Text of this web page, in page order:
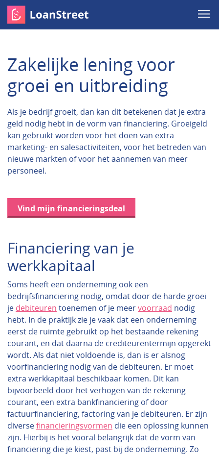
Zakelijke lening voor
groei en uitbreiding
Als je bedrijf groeit, dan kan dit betekenen dat je extra
geld nodig hebt in de vorm van financiering. Groeigeld
kan gebruikt worden voor het doen van extra
marketing- en salesactiviteiten, voor het betreden van
nieuwe markten of voor het aannemen van meer
personeel.
Vind mijn financieringsdeal
Financiering van je
werkkapitaal
Soms heeft een onderneming ook een
bedrijfsfinanciering nodig, omdat door de harde groei
je debiteuren toenemen of je meervoorraad nodig
hebt. In de praktijk zie je vaak dat een onderneming
eerst de ruimte gebruikt op het bestaande rekening
courant, en dat daarna de crediteurentermijn opgerekt
wordt. Als dat niet voldoende is, dan is er alsnog
voorfinanciering nodig van de debiteuren. Er moet
extra werkkapitaal beschikbaar komen. Dit kan
bijvoorbeeld door het verhogen van de rekening
courant, een extra bankfinanciering of door
factuurfinanciering, factoring van je debiteuren. Er zijn
diversefinancieringsvormen die een oplossing kunnen
zijn. Hierbij is het vooral belangrijk dat de vorm van
financiering die je kiest, past bij de onderneming. Zo